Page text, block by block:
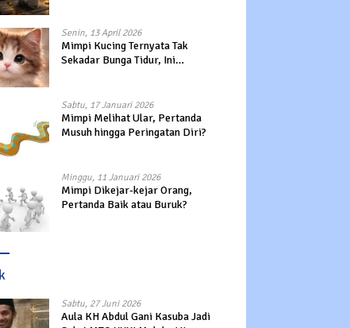
Senin, 13 April 2026
Mimpi Kucing Ternyata Tak
Sekadar Bunga Tidur, Ini
Sabtu, 17 Januari 2026
Mimpi Melihat Ular, Pertanda
Musuh hingga Peringatan Diri?
Minggu, 11 Januari 2026
Mimpi Dikejar-kejar Orang,
Pertanda Baik atau Buruk?
Sabtu, 27 Juni 2026
Aula KH Abdul Gani Kasuba Jadi